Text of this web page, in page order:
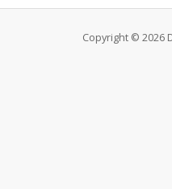
Copyright © 2026